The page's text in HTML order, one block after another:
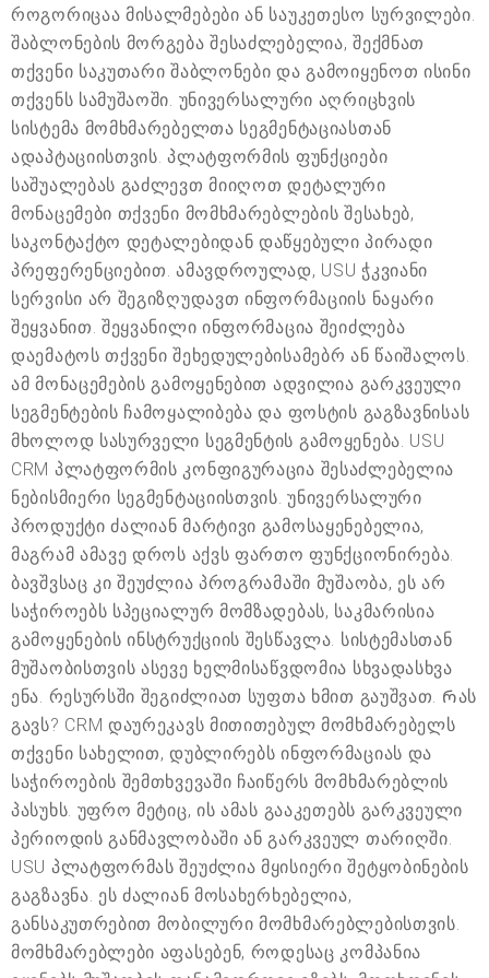
როგორიცაა მისალმებები ან საუკეთესო სურვილები.
შაბლონების მორგება შესაძლებელია, შექმნათ
თქვენი საკუთარი შაბლონები და გამოიყენოთ ისინი
თქვენს სამუშაოში. უნივერსალური აღრიცხვის
სისტემა მომხმარებელთა სეგმენტაციასთან
ადაპტაციისთვის. პლატფორმის ფუნქციები
საშუალებას გაძლევთ მიიღოთ დეტალური
მონაცემები თქვენი მომხმარებლების შესახებ,
საკონტაქტო დეტალებიდან დაწყებული პირადი
პრეფერენციებით. ამავდროულად, USU ჭკვიანი
სერვისი არ შეგიზღუდავთ ინფორმაციის ნაყარი
შეყვანით. შეყვანილი ინფორმაცია შეიძლება
დაემატოს თქვენი შეხედულებისამებრ ან წაიშალოს.
ამ მონაცემების გამოყენებით ადვილია გარკვეული
სეგმენტების ჩამოყალიბება და ფოსტის გაგზავნისას
მხოლოდ სასურველი სეგმენტის გამოყენება. USU
CRM პლატფორმის კონფიგურაცია შესაძლებელია
ნებისმიერი სეგმენტაციისთვის. უნივერსალური
პროდუქტი ძალიან მარტივი გამოსაყენებელია,
მაგრამ ამავე დროს აქვს ფართო ფუნქციონირება.
ბავშვსაც კი შეუძლია პროგრამაში მუშაობა, ეს არ
საჭიროებს სპეციალურ მომზადებას, საკმარისია
გამოყენების ინსტრუქციის შესწავლა. სისტემასთან
მუშაობისთვის ასევე ხელმისაწვდომია სხვადასხვა
ენა. რესურსში შეგიძლიათ სუფთა ხმით გაუშვათ. Რას
გავს? CRM დაურეკავს მითითებულ მომხმარებელს
თქვენი სახელით, დუბლირებს ინფორმაციას და
საჭიროების შემთხვევაში ჩაიწერს მომხმარებლის
პასუხს. უფრო მეტიც, ის ამას გააკეთებს გარკვეული
პერიოდის განმავლობაში ან გარკვეულ თარიღში.
USU პლატფორმას შეუძლია მყისიერი შეტყობინების
გაგზავნა. ეს ძალიან მოსახერხებელია,
განსაკუთრებით მობილური მომხმარებლებისთვის.
მომხმარებლები აფასებენ, როდესაც კომპანია